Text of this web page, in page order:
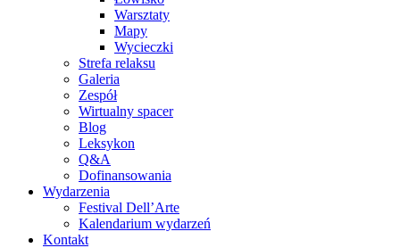
Warsztaty
Mapy
Wycieczki
Strefa relaksu
Galeria
Zespół
Wirtualny spacer
Blog
Leksykon
Q&A
Dofinansowania
Wydarzenia
Festival Dell’Arte
Kalendarium wydarzeń
Kontakt